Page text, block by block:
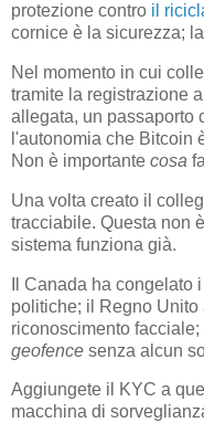
protezione contro il
cornice è la sicurezza;
Nel momento in cui
tramite la registrazione
allegata, un passaporto
l'autonomia che Bitcoin
Non è importante cosa
Una volta creato il
tracciabile. Questa non
sistema funziona già.
Il Canada ha
politiche; il Regno Unito
riconoscimento
geofence senza alcun
Aggiungete il KYC a
macchina di